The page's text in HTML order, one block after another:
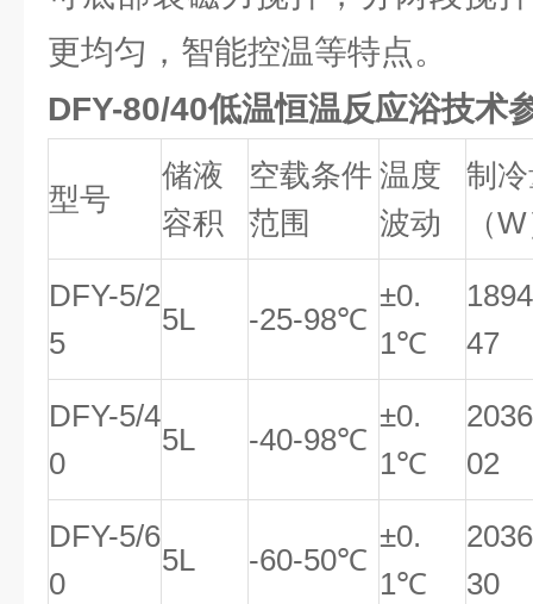
更均匀，智能控温等特点。
DFY-80/40低温恒温反应浴技术
型号
储液
容积
空载条件
范围
温度
波动
制
（
DFY-5/2
5
5L -25-98℃
±0.
1℃
47
DFY-5/4
0
5L -40-98℃
±0.
1℃
02
DFY-5/6
0
5L -60-50℃
±0.
1℃
30